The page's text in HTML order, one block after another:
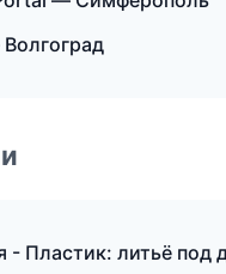
Пластик: литьё под